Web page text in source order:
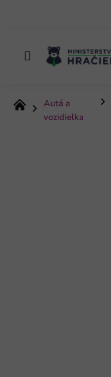
DomovAutá a
vozidielka